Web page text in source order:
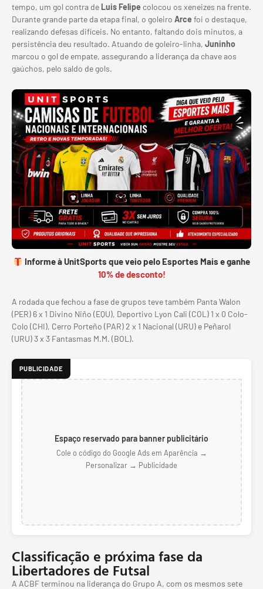
tempo, um gol contra de Luis Felipe colocou os xeneizes na frente.
Durante grande parte da etapa final, o goleiro Arce foi o destaque,
realizando defesas difíceis. No entanto, faltando dois minutos, a
persistência deu resultado. Atuando de goleiro-linha, Juninho
marcou o gol de empate, assegurando a liderança da chave aos
gaúchos, pelo saldo de gols.
Informe à UnitSports que veio pelo Esportes Mais e ganhe
10% de desconto!
A rodada que fechou a fase de grupos teve também Panta Walon
(PER) 6 x 1 Divino Niño (EQU), Deportivo Lyon Cali (COL) 1 x 0 Colo-
Colo (CHI), Cerro Porteño (PAR) 2 x 1 Nacional (URU) e Peñarol
(URU) 3 x 3 Fantasmas M.M. (BOL).
PUBLICIDADE
Espaço reservado para banner publicitário
Cole o código do Google Ads em Aparência →
Personalizar → Publicidade
Classificação e próxima fase da
Libertadores de Futsal
A ACBF terminou na liderança do Grupo A, com os mesmos sete